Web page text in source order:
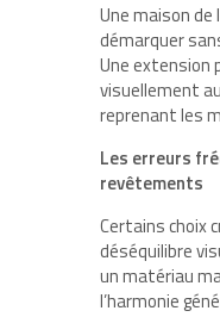
Une maison
démarquer
Une extension
visuellement
reprenant les
Les erreurs
revêtements
Certains choix
déséquilibre
un matériau
l’harmonie